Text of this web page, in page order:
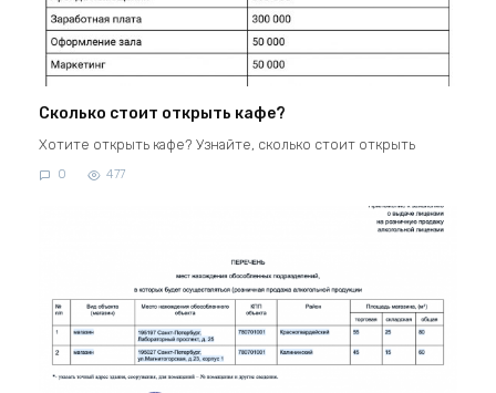
Сколько стоит открыть кафе?
Хотите открыть кафе? Узнайте, сколько стоит открыть
0 477